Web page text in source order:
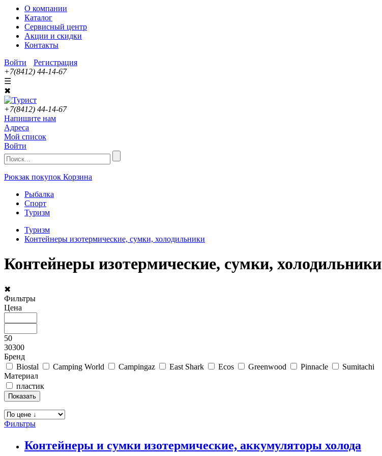
О компании
Каталог
Сервисный центр
Акции и скидки
Контакты
Войти
Регистрация
+7(8412) 44-14-67
☰
✖
+7(8412) 44-14-67
Напишите нам
Адреса
Мой список
Войти
Рюкзак покупок Корзина
Рыбалка
Спорт
Туризм
Туризм
Контейнеры изотермические, сумки, холодильники
Контейнеры изотермические, сумки, холодильники
✖
Фильтры
Цена
50
30300
Бренд
Biostal
Camping World Campingaz East Shark Ecos Greenwood Pinnacle
Sumitachi
Материал
пластик
Фильтры
Контейнеры и сумки изотермические, аккумуляторы холода